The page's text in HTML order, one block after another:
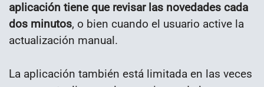
aplicación tiene que revisar las novedades cada
dos minutos, o bien cuando el usuario active la
actualización manual.
La aplicación también está limitada en las veces